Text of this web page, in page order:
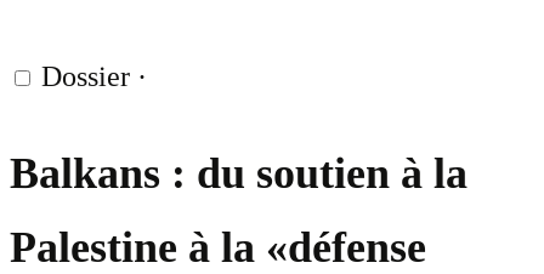
Dossier ·
Balkans : du soutien à la
Palestine à la «défense